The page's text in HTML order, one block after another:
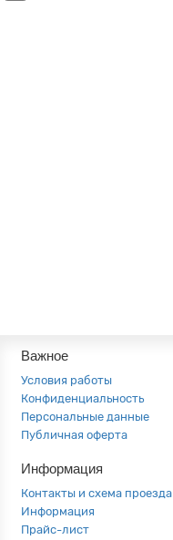
Важное
Условия работы
Конфиденциальность
Персональные данные
Публичная оферта
Информация
Контакты и схема проезда
Информация
Прайс-лист